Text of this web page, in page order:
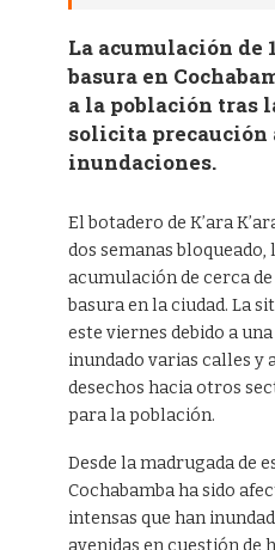
La acumulación de
basura en
a la población tras
solicita precaución
inundaciones.
El botadero de K’ara
dos semanas bloqueado,
acumulación de cerca de
basura en la ciudad. La
este viernes debido a
inundado varias calles y
desechos hacia otros
para la población.
Desde la madrugada de
Cochabamba ha sido
intensas que han